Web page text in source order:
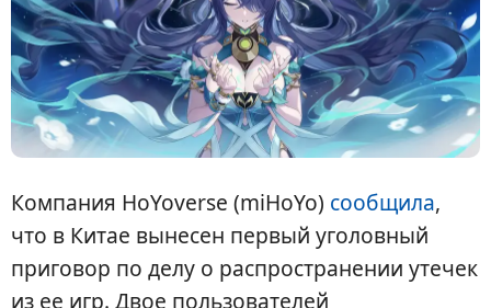
Компания HoYoverse (miHoYo) сообщила,
что в Китае вынесен первый уголовный
приговор по делу о распространении утечек
из ее игр. Двое пользователей